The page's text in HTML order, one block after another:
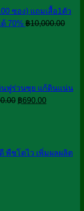
ซอง) แถมเสื้อ1ตัว
70% ฿10,000.00
นฟูร่วนซุย แก้ดินแน่น
Original
฿690.00Current
พืชโตไว เพิ่มผลผลิต